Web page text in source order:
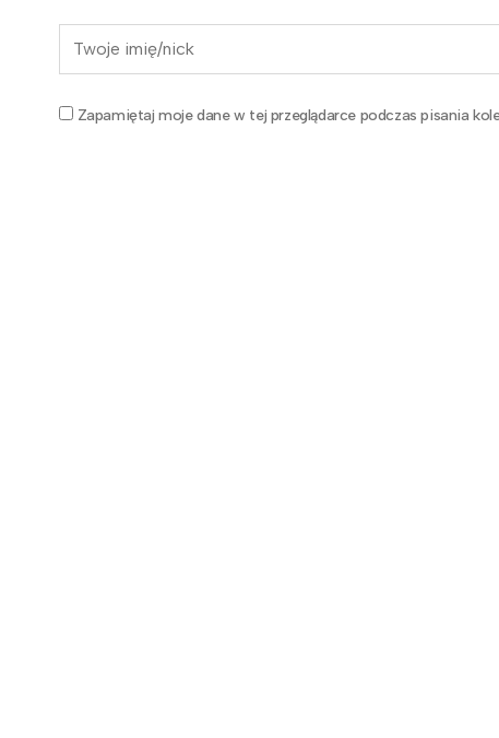
Zapamiętaj moje dane w tej przeglądarce podczas pisania